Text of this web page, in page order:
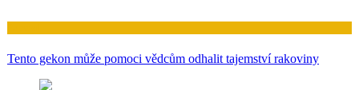
Tento gekon může pomoci vědcům odhalit tajemství rakoviny